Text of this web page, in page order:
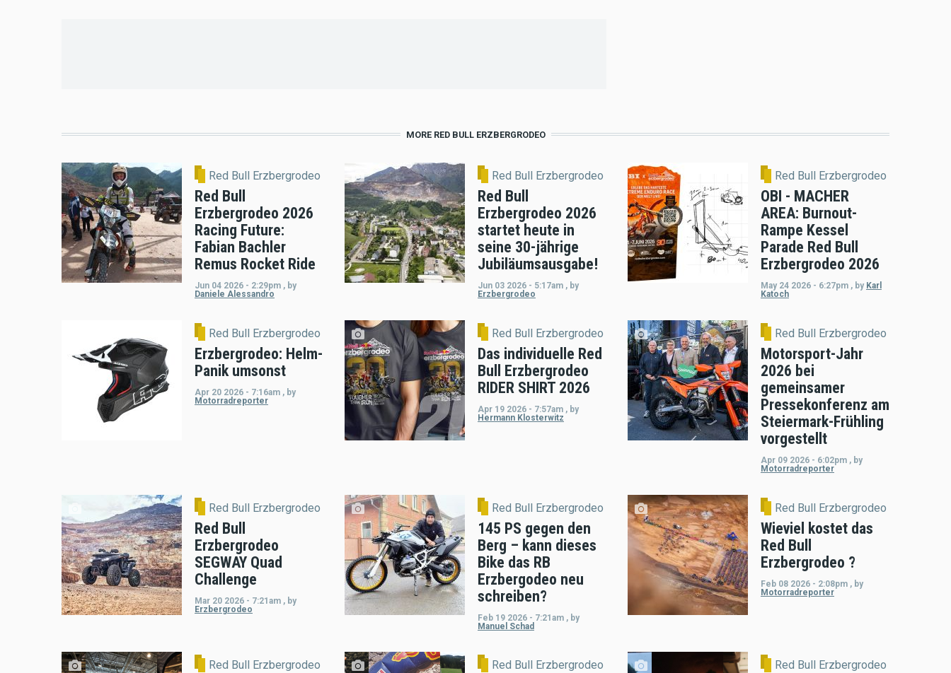
MORE RED BULL ERZBERGRODEO
Red Bull Erzbergrodeo
Red Bull
Erzbergrodeo 2026
Racing Future:
Fabian Bachler
Remus Rocket Ride
Jun 04 2026 - 2:29pm , by
Daniele Alessandro
Red Bull Erzbergrodeo
Red Bull
Erzbergrodeo 2026
startet heute in
seine 30-jährige
Jubiläumsausgabe!
Jun 03 2026 - 5:17am , by
Erzbergrodeo
Red Bull Erzbergrodeo
OBI - MACHER
AREA: Burnout-
Rampe Kessel
Parade Red Bull
Erzbergrodeo 2026
May 24 2026 - 6:27pm , by Karl
Katoch
Red Bull Erzbergrodeo
Erzbergrodeo: Helm-
Panik umsonst
Apr 20 2026 - 7:16am , by
Motorradreporter
Red Bull Erzbergrodeo
Das individuelle Red
Bull Erzbergrodeo
RIDER SHIRT 2026
Apr 19 2026 - 7:57am , by
Hermann Klosterwitz
Red Bull Erzbergrodeo
Motorsport-Jahr
2026 bei
gemeinsamer
Pressekonferenz am
Steiermark-Frühling
vorgestellt
Apr 09 2026 - 6:02pm , by
Motorradreporter
Red Bull Erzbergrodeo
Red Bull
Erzbergrodeo
SEGWAY Quad
Challenge
Mar 20 2026 - 7:21am , by
Erzbergrodeo
Red Bull Erzbergrodeo
145 PS gegen den
Berg – kann dieses
Bike das RB
Erzbergodeo neu
schreiben?
Feb 19 2026 - 7:21am , by
Manuel Schad
Red Bull Erzbergrodeo
Wieviel kostet das
Red Bull
Erzbergrodeo ?
Feb 08 2026 - 2:08pm , by
Motorradreporter
Red Bull Erzbergrodeo Red Bull Erzbergrodeo Red Bull Erzbergrodeo